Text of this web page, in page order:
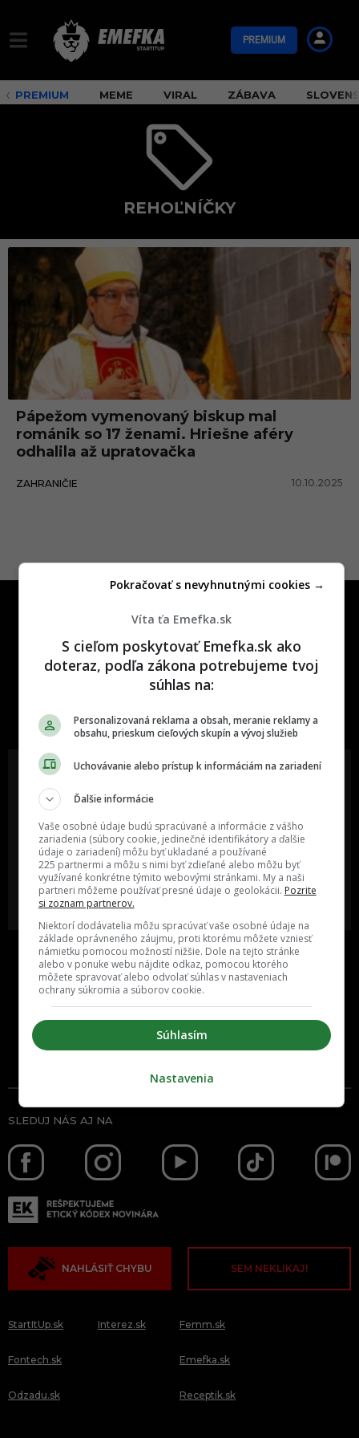
PREMIUM
PREMIUM MEME VIRAL ZÁBAVA
REHOĽNÍČKY
e
o
í
č
k
y
Pápežom vymenovaný biskup mal
románik so 17 ženami. Hriešne aféry
odhalila až upratovačka
ZAHRANIČIE 10.10.2025
One time najzábavnejšie miesto na
najzabávnejšie miesto na svete
Oslov reklamou viac ako milión
ľudí v rôznych vekových
kategóriách a na rôznych
sociálnych sieťach a nakopni svoj
biznis alebo produkt.
MÁM ZÁUJEM O
SPOLUPRÁCU
poznáš niekoho, o kom by sme
mali určite napísať?
POŠLI NÁM TIP NA ČLÁNOK
Inzercia Cenník
SLEDUJ NÁS AJ NA
NAHLÁSIŤ CHYBU SEM NEKLIKAJ!
StartItUp.sk
Fontech.sk
Odzadu.sk
Interez.sk Femm.sk
Emefka.sk
Receptik.sk
Víta ťa Emefka.sk
S cieľom poskytovať Emefka.sk ako
doteraz, podľa zákona potrebujeme tvoj
súhlas na:
Personalizovaná reklama a obsah, meranie reklamy a
obsahu, prieskum cieľových skupín a vývoj služieb
Uchovávanie alebo prístup k informáciám na zariadení
Ďalšie informácie
Vaše osobné údaje budú spracúvané a informácie z vášho
zariadenia (súbory cookie, jedinečné identifikátory a ďalšie
údaje o zariadení) môžu byť ukladané a používané
225 partnermi a môžu s nimi byť zdieľané alebo môžu byť
využívané konkrétne týmito webovými stránkami. My a naši
partneri môžeme používať presné údaje o geolokácii. Pozrite
si zoznam partnerov.
Niektorí dodávatelia môžu spracúvať vaše osobné údaje na
základe oprávneného záujmu, proti ktorému môžete vzniesť
námietku pomocou možností nižšie. Dole na tejto stránke
alebo v ponuke webu nájdite odkaz, pomocou ktorého
môžete spravovať alebo odvolať súhlas v nastaveniach
ochrany súkromia a súborov cookie.
Súhlasím
Pokračovať s nevyhnutnými cookies →
Nastavenia